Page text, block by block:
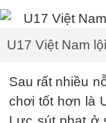
U17 Việt Nam
Sau rất nhiều
chơi tốt hơn là